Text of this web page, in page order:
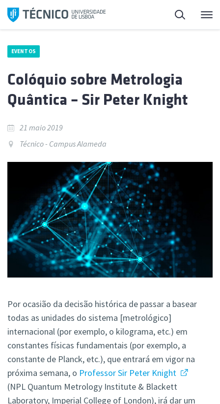
Saltar
para
Pesquisa
EVENTOS
Colóquio sobre Metrologia
Quântica – Sir Peter Knight
21 maio 2019
Técnico - Campus Alameda
Por ocasião da decisão histórica de passar a basear
todas as unidades do sistema [metrológico]
internacional (por exemplo, o kilograma, etc.) em
constantes físicas fundamentais (por exemplo, a
constante de Planck, etc.), que entrará em vigor na
próxima semana, o Professor Sir Peter Knight
(NPL Quantum Metrology Institute & Blackett
Laboratory, Imperial College of London), irá dar um